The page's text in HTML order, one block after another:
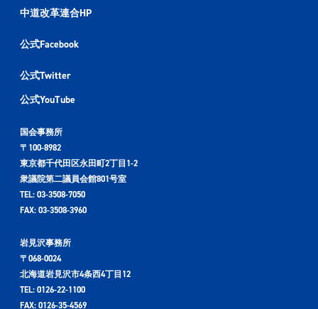
中道改革連合HP
公式Facebook
公式Twitter
公式YouTube
国会事務所
〒100-8982
東京都千代田区永田町2丁目1-2
衆議院第二議員会館801号室
TEL: 03-3508-7050
FAX: 03-3508-3960
岩見沢事務所
〒068-0024
北海道岩見沢市4条西4丁目12
TEL: 0126-22-1100
FAX: 0126-35-4569